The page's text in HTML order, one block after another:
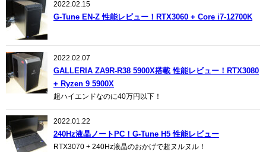
2022.02.15
G-Tune EN-Z 性能レビュー！RTX3060 + Core i7-12700K
2022.02.07
GALLERIA ZA9R-R38 5900X搭載 性能レビュー！RTX3080
+ Ryzen 9 5900X
超ハイエンドなのに40万円以下！
2022.01.22
240Hz液晶ノートPC！G-Tune H5 性能レビュー
RTX3070 + 240Hz液晶のおかげで超ヌルヌル！